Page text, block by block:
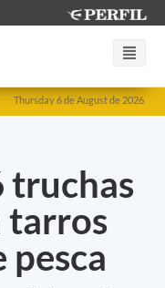
Thursday 6 de August de 2026
truchas
tarros
pesca